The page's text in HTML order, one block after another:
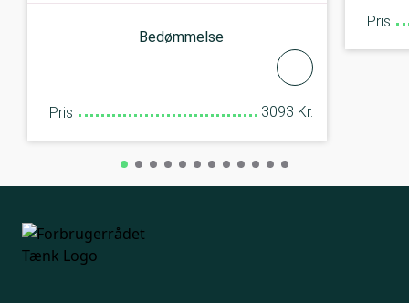
Bedømmelse
Pris 3093 Kr.
Pris